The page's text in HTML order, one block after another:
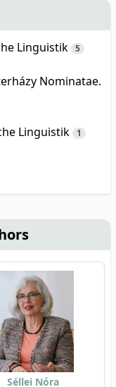
Linguistik 5
Nominatae.
Linguistik 1
Séllei Nóra